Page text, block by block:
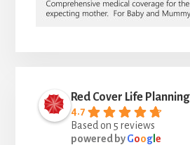
Red Cover Life Planning
4.7
Based on 5 reviews
powered byGoogl e